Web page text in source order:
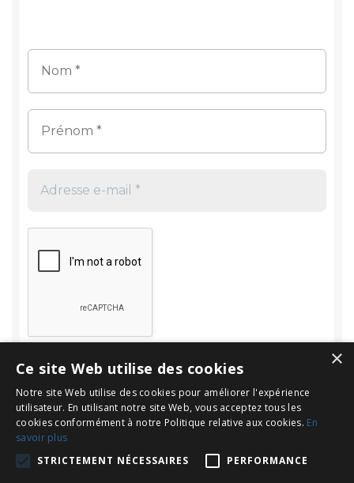
Rechercher
Rechercher :
×
Ce site Web utilise des cookies
Notre site Web utilise des cookies pour améliorer l'expérience
utilisateur. En utilisant notre site Web, vous acceptez tous les
cookies conformément à notre Politique relative aux cookies. En
savoir plus
STRICTEMENT NÉCESSAIRES
PERFORMANCE